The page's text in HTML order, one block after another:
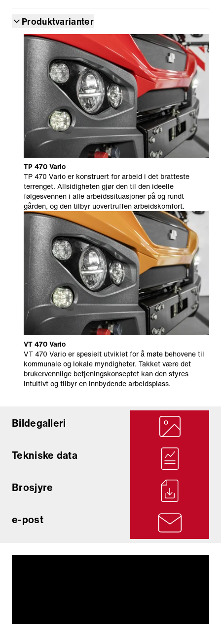
Produktvarianter
TP 470 Vario
TP 470 Vario er konstruert for arbeid i det bratteste
terrenget. Allsidigheten gjør den til den ideelle
følgesvennen i alle arbeidssituasjoner på og rundt
gården, og den tilbyr uovertruffen arbeidskomfort.
VT 470 Vario
VT 470 Vario er spesielt utviklet for å møte behovene til
kommunale og lokale myndigheter. Takket være det
brukervennlige betjeningskonseptet kan den styres
intuitivt og tilbyr en innbydende arbeidsplass.
Bildegalleri
Tekniske data
Brosjyre
e-post